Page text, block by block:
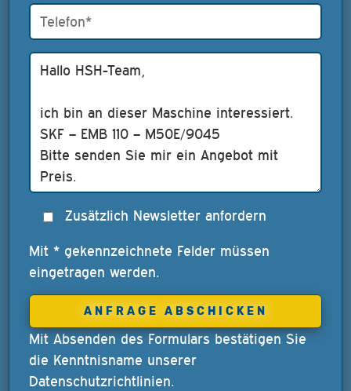
Zusätzlich Newsletter anfordern
Mit * gekennzeichnete Felder müssen
eingetragen werden.
Mit Absenden des Formulars bestätigen Sie
die Kenntnisname unserer
Datenschutzrichtlinien.